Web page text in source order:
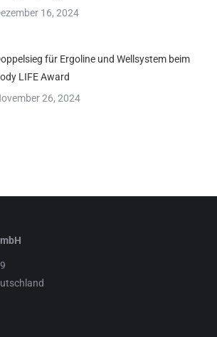
16, 2024
für Ergoline und Wellsystem beim
LIFE Award
26, 2024